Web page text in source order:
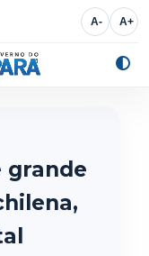
A- A+
grande